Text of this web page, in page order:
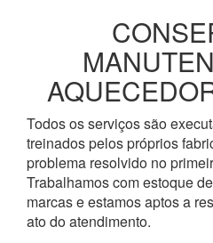
Todos os serviços são
treinados pelos próprios
problema resolvido no
Trabalhamos com estoque
marcas e estamos aptos a
ato do atendimento.